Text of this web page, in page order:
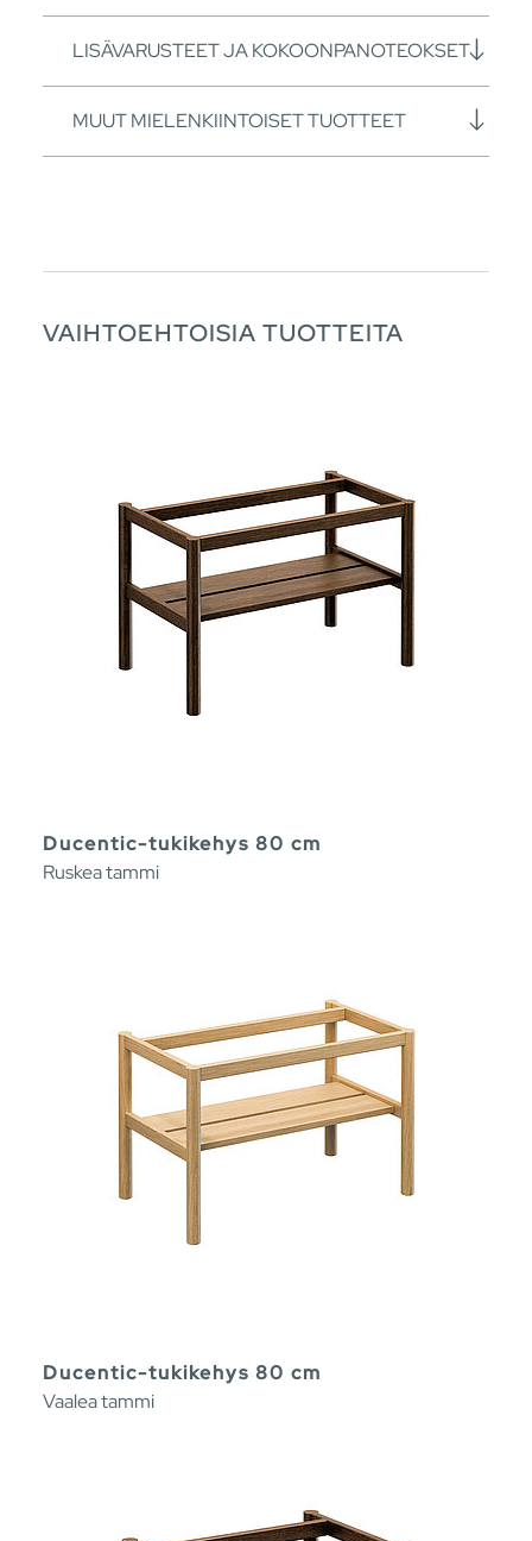
LISÄVARUSTEET JA KOKOONPANOTEOKSET
MUUT MIELENKIINTOISET TUOTTEET
VAIHTOEHTOISIA TUOTTEITA
Ducentic-tukikehys 80 cm
Ruskea tammi
Ducentic-tukikehys 80 cm
Vaalea tammi